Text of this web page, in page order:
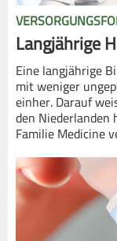
Langjährige
Eine langjährige
mit weniger
einher. Darauf
den
Familie Medicine